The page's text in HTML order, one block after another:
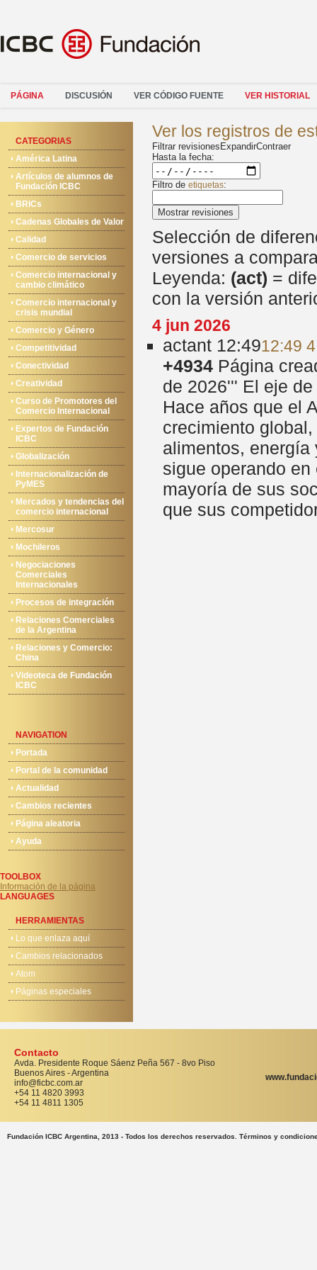
PÁGINA DISCUSIÓN VER CÓDIGO FUENTE VER HISTORIAL
CATEGORIAS
América Latina
Artículos de alumnos de
Fundación ICBC
BRICs
Cadenas Globales de Valor
Calidad
Comercio de servicios
Comercio internacional y
cambio climático
Comercio internacional y
crisis mundial
Comercio y Género
Competitividad
Conectividad
Creatividad
Curso de Promotores del
Comercio Internacional
Expertos de Fundación
ICBC
Globalización
Internacionalización de
PyMES
Mercados y tendencias del
comercio internacional
Mercosur
Mochileros
Negociaciones
Comerciales
Internacionales
Procesos de integración
Relaciones Comerciales
de la Argentina
Relaciones y Comercio:
China
Videoteca de Fundación
ICBC
NAVIGATION
Portada
Portal de la comunidad
Actualidad
Cambios recientes
Página aleatoria
Ayuda
TOOLBOX
Información de la página
LANGUAGES
HERRAMIENTAS
Lo que enlaza aquí
Cambios relacionados
Atom
Páginas especiales
Ver los registros de
Filtrar revisiones ExpandirContraer
Hasta la fecha:
Filtro de etiquetas:
Mostrar revisiones
Selección de
versiones a
Leyenda: (act) =
con la versión
4 jun 2026
actant 12:4912:49
+4934 Página
de 2026''' El eje
Hace años que el
crecimiento
alimentos,
sigue operando
mayoría de sus
que sus
Contacto
Avda. Presidente Roque Sáenz Peña 567 - 8vo Piso
Buenos Aires - Argentina
info@ficbc.com.ar
+54 11 4820 3993
+54 11 4811 1305
Fundación ICBC Argentina, 2013 - Todos los derechos reservados. Términos y